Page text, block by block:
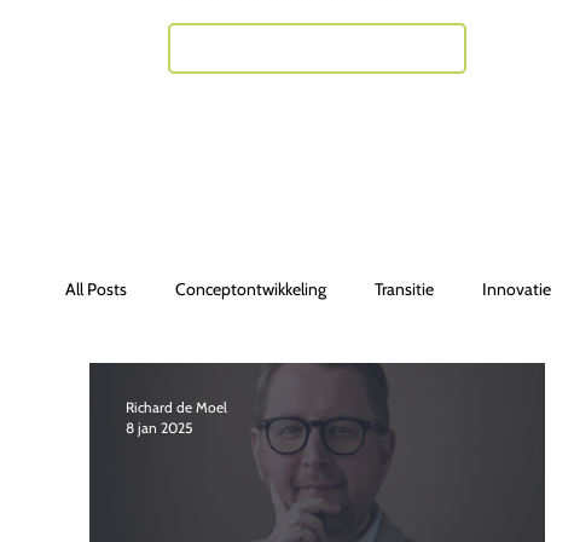
All Posts Conceptontwikkeling Transitie Innovatie
Richard de Moel
8 jan 2025